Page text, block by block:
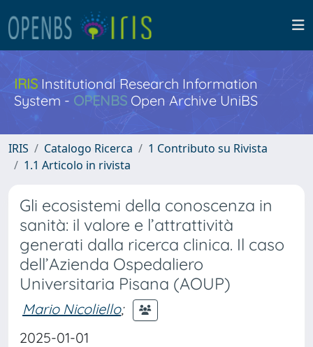
IRISInstitutional Research Information
System - OPENBS Open Archive UniBS
IRIS Catalogo Ricerca
1 Contributo su Rivista
1.1 Articolo in rivista
Gli ecosistemi della conoscenza in
sanità: il valore e l’attrattività
generati dalla ricerca clinica. Il caso
dell’Azienda Ospedaliero
Universitaria Pisana (AOUP)
Mario Nicoliello;
2025-01-01